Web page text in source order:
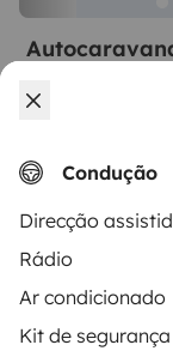
Condução
Direcção
Rádio
Ar condicionado
Kit de segurança
2 viajantes
55 €/dia